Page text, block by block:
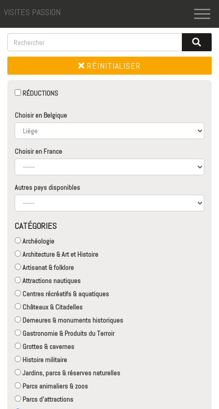
VISITES PASSION
RÉINITIALISER
RÉDUCTIONS
Choisir en Belgique
Choisir en France
Autres pays disponibles
CATÉGORIES
Archéologie
Architecture & Art et Histoire
Artisanat & folklore
Attractions nautiques
Centres récréatifs & aquatiques
Châteaux & Citadelles
Demeures & monuments historiques
Gastronomie & Produits du Terroir
Grottes & cavernes
Histoire militaire
Jardins, parcs & réserves naturelles
Parcs animaliers & zoos
Parcs d'attractions